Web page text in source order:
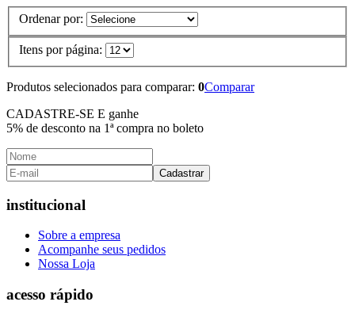
Ordenar por:
Itens por página:
Produtos selecionados para comparar: 0Comparar
CADASTRE-SE E ganhe
5% de desconto na 1ª compra no boleto
Cadastrar
institucional
Sobre a empresa
Acompanhe seus pedidos
Nossa Loja
acesso rápido